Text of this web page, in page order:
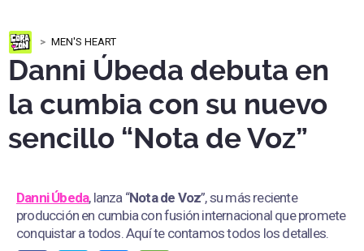
MEN'S HEART
Danni Úbeda debuta en
la cumbia con su nuevo
sencillo “Nota de Voz”
Danni Úbeda, lanza “Nota de Voz”, su más reciente
producción en cumbia con fusión internacional que promete
conquistar a todos. Aquí te contamos todos los detalles.